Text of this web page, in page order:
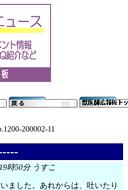
200002-11
時50分 うすこ
ました。あれからは、吐いたり